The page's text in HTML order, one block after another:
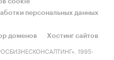
cookie
персональных данных
доменов
Хостинг сайтов
1995-